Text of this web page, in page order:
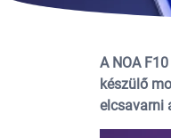
A NOA
készülő
elcsavarni